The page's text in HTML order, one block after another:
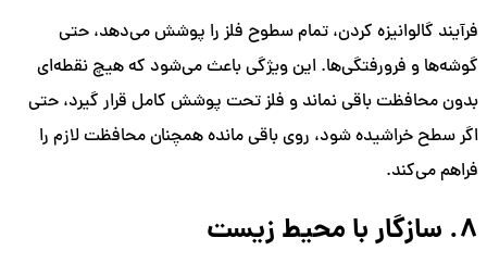
فرآیند گالوانیزه کردن، تمام سطوح فلز را پوشش می‌دهد، حتی
گوشه‌ها و فرورفتگی‌ها. این ویژگی باعث می‌شود که هیچ نقطه‌ای
بدون محافظت باقی نماند و فلز تحت پوشش کامل قرار گیرد، حتی
اگر سطح خراشیده شود، روی باقی مانده همچنان محافظت لازم را
فراهم می‌کند.
8. سازگار با محیط زیست